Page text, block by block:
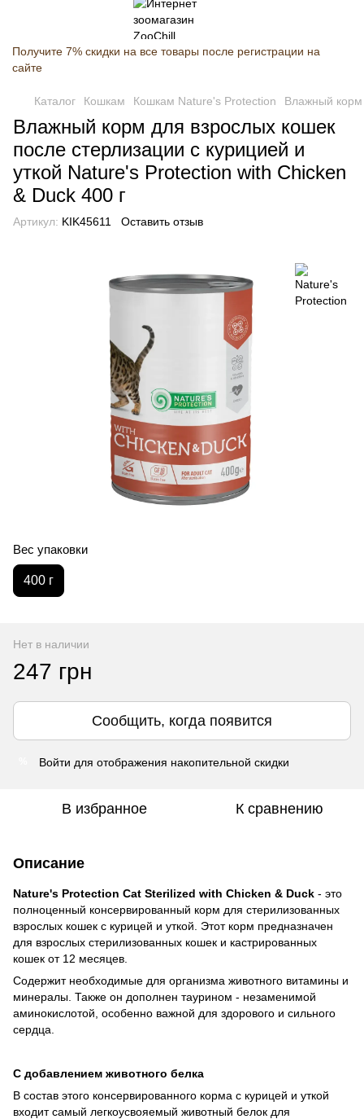
Получите 7% скидки на все товары после регистрации на
сайте
Каталог Кошкам Кошкам Nature's Protection Влажный корм
Влажный корм для взрослых кошек
после стерлизации с курицией и
уткой Nature's Protection with Chicken
& Duck 400 г
Артикул: KIK45611 Оставить отзыв
Вес упаковки
400 г
Нет в наличии
247 грн
Сообщить, когда появится
Войти для отображения накопительной скидки
В избранное К сравнению
Описание
Nature's Protection Cat Sterilized with Chicken & Duck - это
полноценный консервированный корм для стерилизованных
взрослых кошек с курицей и уткой. Этот корм предназначен
для взрослых стерилизованных кошек и кастрированных
кошек от 12 месяцев.
Содержит необходимые для организма животного витамины и
минералы. Также он дополнен таурином - незаменимой
аминокислотой, особенно важной для здорового и сильного
сердца.
С добавлением животного белка
В состав этого консервированного корма с курицей и уткой
входит самый легкоусвояемый животный белок для